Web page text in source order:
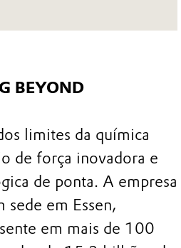
BEYOND
limites da química
de força inovadora e
de ponta. A empresa
em Essen,
em mais de 100